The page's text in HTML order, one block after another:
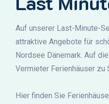
Auf unserer Last-Minute-
attraktive Angebote für
Nordsee Dänemark. Auf
Vermieter Ferienhäuser zu
Hier finden Sie